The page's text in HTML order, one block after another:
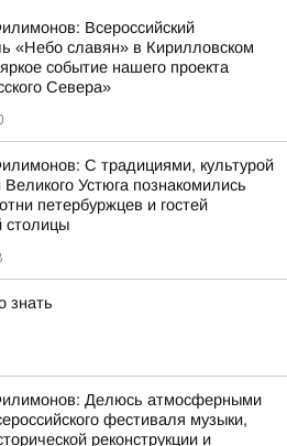
Всероссийский
«Небо славян» в Кирилловском
событие нашего проекта
Севера»
С традициями, культурой
Великого Устюга познакомились
петербуржцев и гостей
столицы
знать
Делюсь атмосферными
фестиваля музыки,
реконструкции и